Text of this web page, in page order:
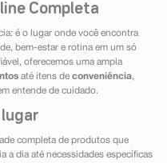
Completa
é o lugar onde você encontra
bem-estar e rotina em um só
oferecemos uma ampla
até itens de conveniência,
entende de cuidado.
lugar
completa de produtos que
a dia até necessidades específicas